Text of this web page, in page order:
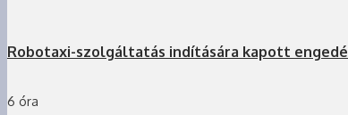
Robotaxi-szolgáltatás indítására kapott
6 óra